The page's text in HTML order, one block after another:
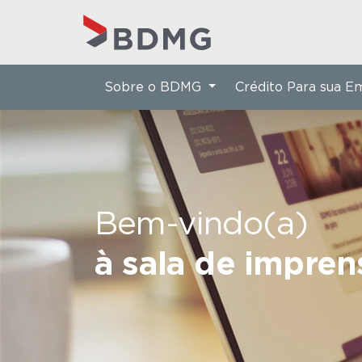
Bem-vindo(a)
à sala de
Sobre o BDMG Crédito Para sua